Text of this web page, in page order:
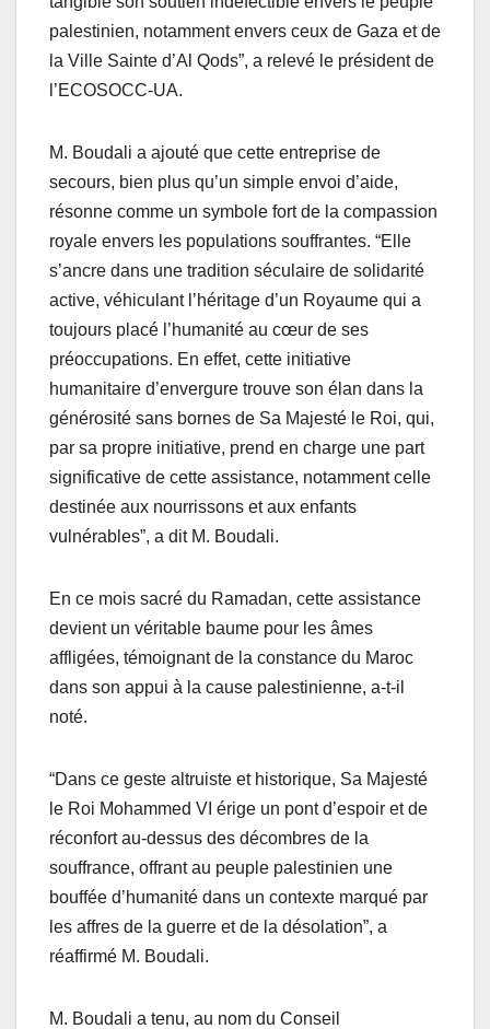
palestinien, notamment envers ceux de Gaza et de
la Ville Sainte d’Al Qods”, a relevé le président de
l’ECOSOCC-UA.
M. Boudali a ajouté que cette entreprise de
secours, bien plus qu’un simple envoi d’aide,
résonne comme un symbole fort de la compassion
royale envers les populations souffrantes. “Elle
s’ancre dans une tradition séculaire de solidarité
active, véhiculant l’héritage d’un Royaume qui a
toujours placé l’humanité au cœur de ses
préoccupations. En effet, cette initiative
humanitaire d’envergure trouve son élan dans la
générosité sans bornes de Sa Majesté le Roi, qui,
par sa propre initiative, prend en charge une part
significative de cette assistance, notamment celle
destinée aux nourrissons et aux enfants
vulnérables”, a dit M. Boudali.
En ce mois sacré du Ramadan, cette assistance
devient un véritable baume pour les âmes
affligées, témoignant de la constance du Maroc
dans son appui à la cause palestinienne, a-t-il
noté.
“Dans ce geste altruiste et historique, Sa Majesté
le Roi Mohammed VI érige un pont d’espoir et de
réconfort au-dessus des décombres de la
souffrance, offrant au peuple palestinien une
bouffée d’humanité dans un contexte marqué par
les affres de la guerre et de la désolation”, a
réaffirmé M. Boudali.
M. Boudali a tenu, au nom du Conseil